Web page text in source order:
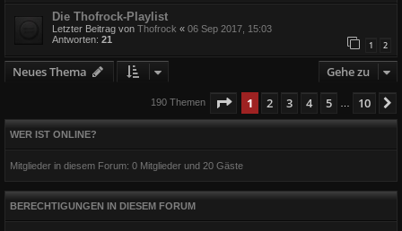
Die Thofrock-Playlist
Letzter Beitrag von Thofrock « 06 Sep 2017, 15:03
Antworten: 21 1 2
Neues Thema Gehe zu
190 Themen Seite 1von 10
1 2 3 4 5 10
WER IST ONLINE?
Mitglieder in diesem Forum: 0 Mitglieder und 20 Gäste
BERECHTIGUNGEN IN DIESEM FORUM